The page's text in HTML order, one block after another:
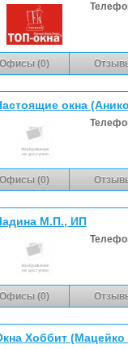
Офисы (0)
окна
Офисы (0)
М.П., ИП
Офисы (0)
Хоббит